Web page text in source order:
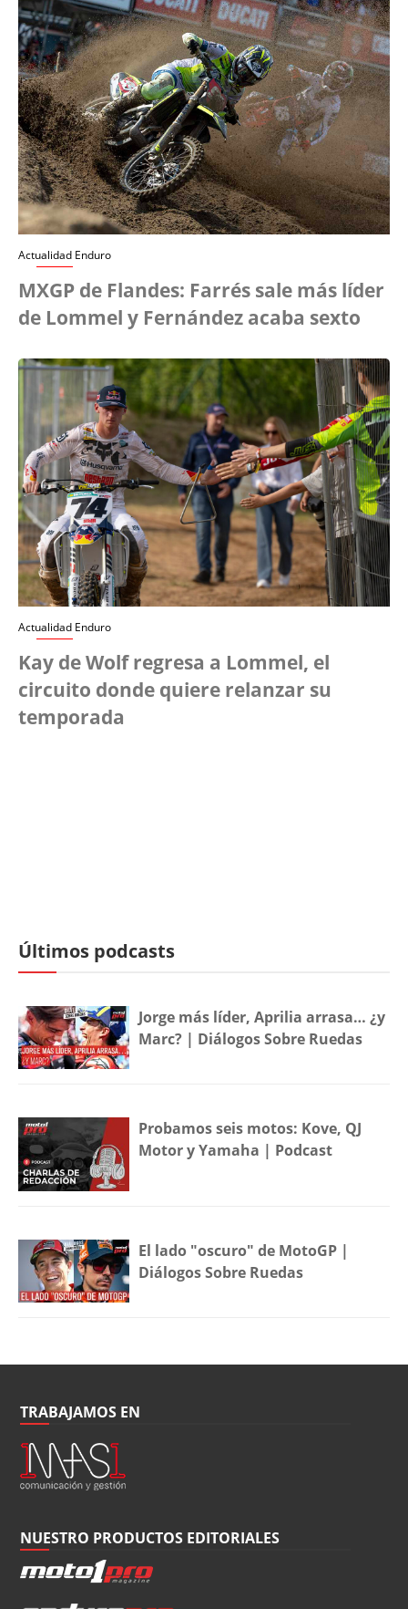
Actualidad Enduro
MXGP de Flandes: Farrés sale más líder
de Lommel y Fernández acaba sexto
Actualidad Enduro
Kay de Wolf regresa a Lommel, el
circuito donde quiere relanzar su
temporada
Últimos podcasts
Jorge más líder, Aprilia arrasa… ¿y
Marc? | Diálogos Sobre Ruedas
Probamos seis motos: Kove, QJ
Motor y Yamaha | Podcast
El lado "oscuro" de MotoGP |
Diálogos Sobre Ruedas
TRABAJAMOS EN
NUESTRO PRODUCTOS EDITORIALES